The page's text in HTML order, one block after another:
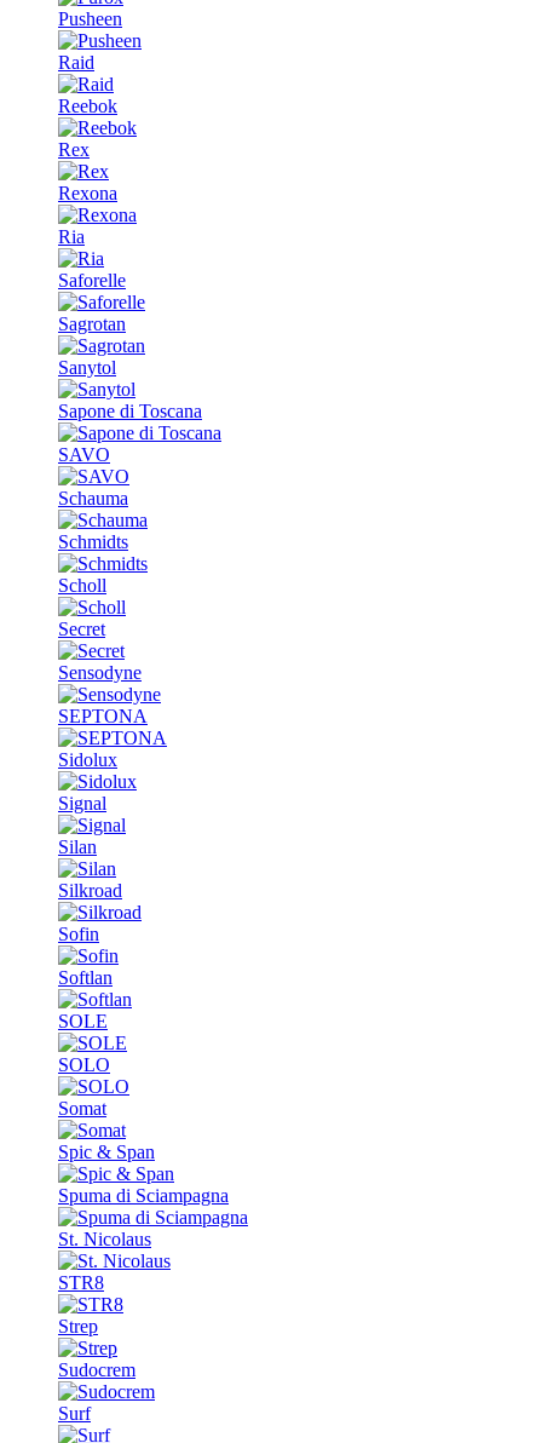
Pusheen
Raid
Reebok
Rex
Rexona
Ria
Saforelle
Sagrotan
Sanytol
Sapone di Toscana
SAVO
Schauma
Schmidts
Scholl
Secret
Sensodyne
SEPTONA
Sidolux
Signal
Silan
Silkroad
Sofin
Softlan
SOLE
SOLO
Somat
Spic & Span
Spuma di Sciampagna
St. Nicolaus
STR8
Strep
Sudocrem
Surf